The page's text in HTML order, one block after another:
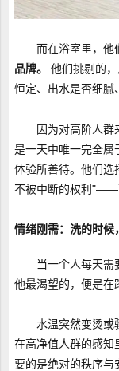
而在浴室里，他
品牌。
他们挑剔的
恒定、出水是否细腻
因为对高阶人群
是一天中唯一完全属
体验所善待。他们选
不被中断的权利"——
情绪刚需：洗的时候
当一个人每天需
他最渴望的，便是在
水温突然变烫或
在高净值人群的感知
要的是绝对的秩序